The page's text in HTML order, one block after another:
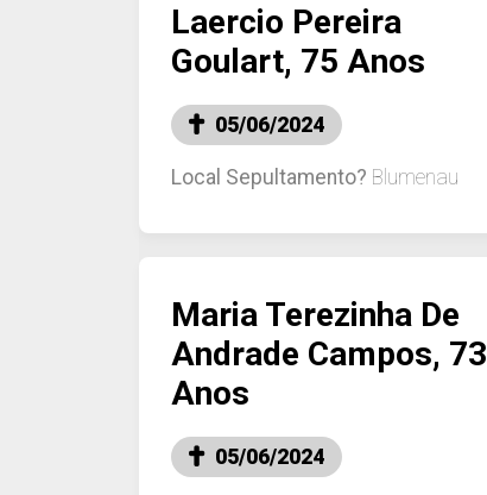
Laercio Pereira
Goulart, 75 Anos
05/06/2024
Local Sepultamento? Blumenau
Maria Terezinha De
Andrade Campos, 73
Anos
05/06/2024